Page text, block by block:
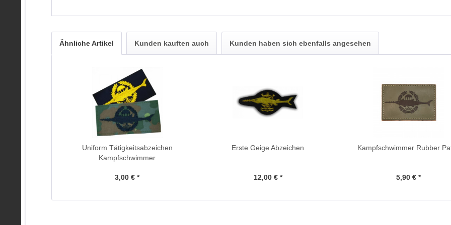
Ähnliche Artikel Kunden kauften auch Kunden haben sich ebenfalls angesehen
Uniform Tätigkeitsabzeichen
Kampfschwimmer
3,00 € *
Erste Geige Abzeichen
12,00 € *
Kampfschwimmer Rubber
5,90 € *